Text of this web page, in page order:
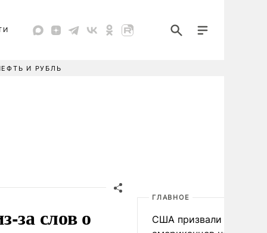
И РУБЛЬ
за слов о
ГЛАВНОЕ
США призвали